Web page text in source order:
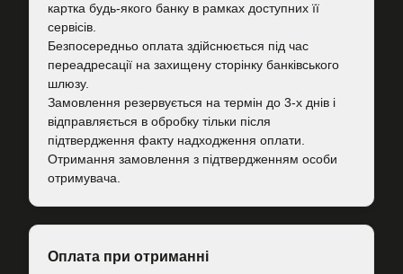
картка будь-якого банку в рамках доступних її
сервісів.
Безпосередньо оплата здійснюється під час
переадресації на захищену сторінку банківського
шлюзу.
Замовлення резервується на термін до 3-х днів і
відправляється в обробку тільки після
підтвердження факту надходження оплати.
Отримання замовлення з підтвердженням особи
отримувача.
Оплата при отриманні